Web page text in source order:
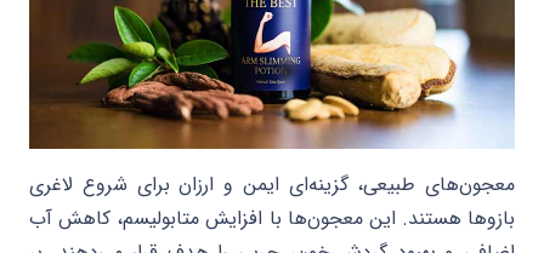
معجون‌های طبیعی، گزینه‌ای ایمن و ارزان برای شروع لاغری
بازوها هستند. این معجون‌ها با افزایش متابولیسم، کاهش آب